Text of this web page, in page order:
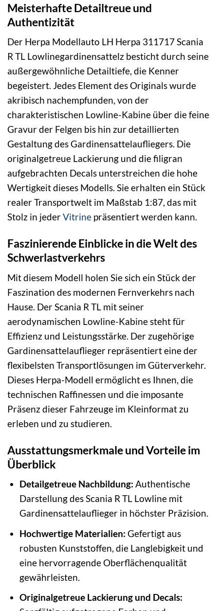
Meisterhafte Detailtreue und
Authentizität
Der Herpa Modellauto LH Herpa 311717 Scania
R TL Lowlinegardinensattelz besticht durch seine
außergewöhnliche Detailtiefe, die Kenner
begeistert. Jedes Element des Originals wurde
akribisch nachempfunden, von der
charakteristischen Lowline-Kabine über die feine
Gravur der Felgen bis hin zur detaillierten
Gestaltung des Gardinensattelaufliegers. Die
originalgetreue Lackierung und die filigran
aufgebrachten Decals unterstreichen die hohe
Wertigkeit dieses Modells. Sie erhalten ein Stück
realer Transportwelt im Maßstab 1:87, das mit
Stolz in jederVitrine präsentiert werden kann.
Faszinierende Einblicke in die Welt des
Schwerlastverkehrs
Mit diesem Modell holen Sie sich ein Stück der
Faszination des modernen Fernverkehrs nach
Hause. Der Scania R TL mit seiner
aerodynamischen Lowline-Kabine steht für
Effizienz und Leistungsstärke. Der zugehörige
Gardinensattelauflieger repräsentiert eine der
flexibelsten Transportlösungen im Güterverkehr.
Dieses Herpa-Modell ermöglicht es Ihnen, die
technischen Raffinessen und die imposante
Präsenz dieser Fahrzeuge im Kleinformat zu
erleben und zu studieren.
Ausstattungsmerkmale und Vorteile im
Überblick
Detailgetreue Nachbildung: Authentische
Darstellung des Scania R TL Lowline mit
Gardinensattelauflieger in höchster Präzision.
Hochwertige Materialien: Gefertigt aus
robusten Kunststoffen, die Langlebigkeit und
eine hervorragende Oberflächenqualität
gewährleisten.
Originalgetreue Lackierung und Decals: